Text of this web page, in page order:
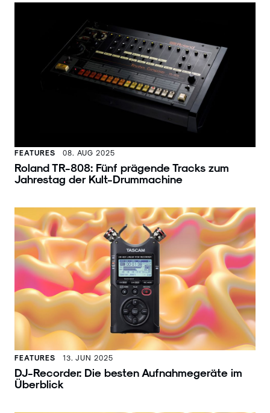
FEATURES 08. AUG 2025
Roland TR-808: Fünf prägende Tracks zum
Jahrestag der Kult-Drummachine
FEATURES 13. JUN 2025
DJ-Recorder: Die besten Aufnahmegeräte im
Überblick